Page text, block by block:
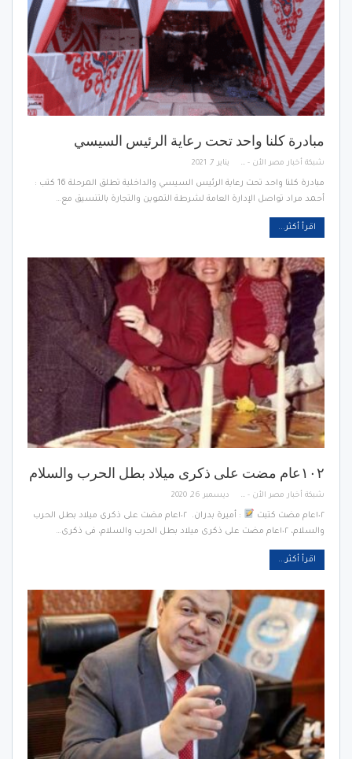
مبادرة كلنا واحد تحت رعاية الرئيس السيسي
شبكة أخبار مصر الأن - Egypt News Network Now يناير 7, 2021
مبادرة كلنا واحد تحت رعاية الرئيس السيسي والداخلية تطلق المرحلة 16 كتب :
أحمد مراد تواصل الإدارة العامة لشرطة التموين والتجارة بالتنسيق مع…
اقرأ أكثر...
١٠٢عام مضت على ذكرى ميلاد بطل الحرب والسلام
شبكة أخبار مصر الأن - Egypt News Network Now ديسمبر 26, 2020
١٠٢عام مضت كتبت
: أميرة بدران. ١٠٢عام مضت على ذكرى ميلاد بطل الحرب
والسلام، ١٠٢عام مضت على ذكرى ميلاد بطل الحرب والسلام، فى ذكرى…
اقرأ أكثر...